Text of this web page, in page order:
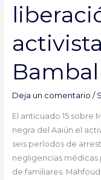
Deja un comentario /
El anticuado 15 sobre
negra del Aaiún el
seis períodos de
negligencias médicas
de familiares.
de
el
activista
Mahfouda
Bambal
Lekkir